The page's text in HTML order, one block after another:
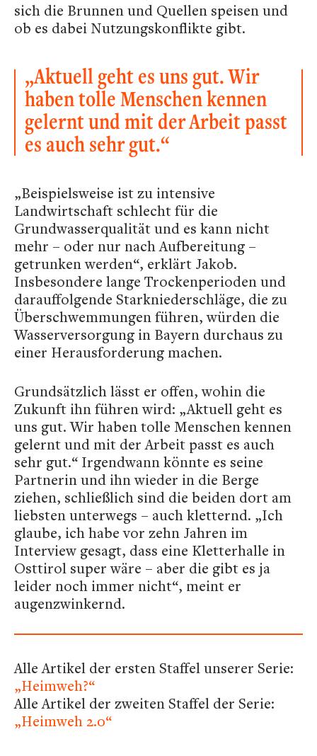
sich die Brunnen und Quellen speisen und
ob es dabei Nutzungskonflikte gibt.
„Aktuell geht es uns gut. Wir
haben tolle Menschen kennen
gelernt und mit der Arbeit passt
es auch sehr gut.“
„Beispielsweise ist zu intensive
Landwirtschaft schlecht für die
Grundwasserqualität und es kann nicht
mehr – oder nur nach Aufbereitung –
getrunken werden“, erklärt Jakob.
Insbesondere lange Trockenperioden und
darauffolgende Starkniederschläge, die zu
Überschwemmungen führen, würden die
Wasserversorgung in Bayern durchaus zu
einer Herausforderung machen.
Grundsätzlich lässt er offen, wohin die
Zukunft ihn führen wird: „Aktuell geht es
uns gut. Wir haben tolle Menschen kennen
gelernt und mit der Arbeit passt es auch
sehr gut.“ Irgendwann könnte es seine
Partnerin und ihn wieder in die Berge
ziehen, schließlich sind die beiden dort am
liebsten unterwegs – auch kletternd. „Ich
glaube, ich habe vor zehn Jahren im
Interview gesagt, dass eine Kletterhalle in
Osttirol super wäre – aber die gibt es ja
leider noch immer nicht“, meint er
augenzwinkernd.
Alle Artikel der ersten Staffel unserer Serie:
„Heimweh?“
Alle Artikel der zweiten Staffel der Serie:
„Heimweh 2.0“